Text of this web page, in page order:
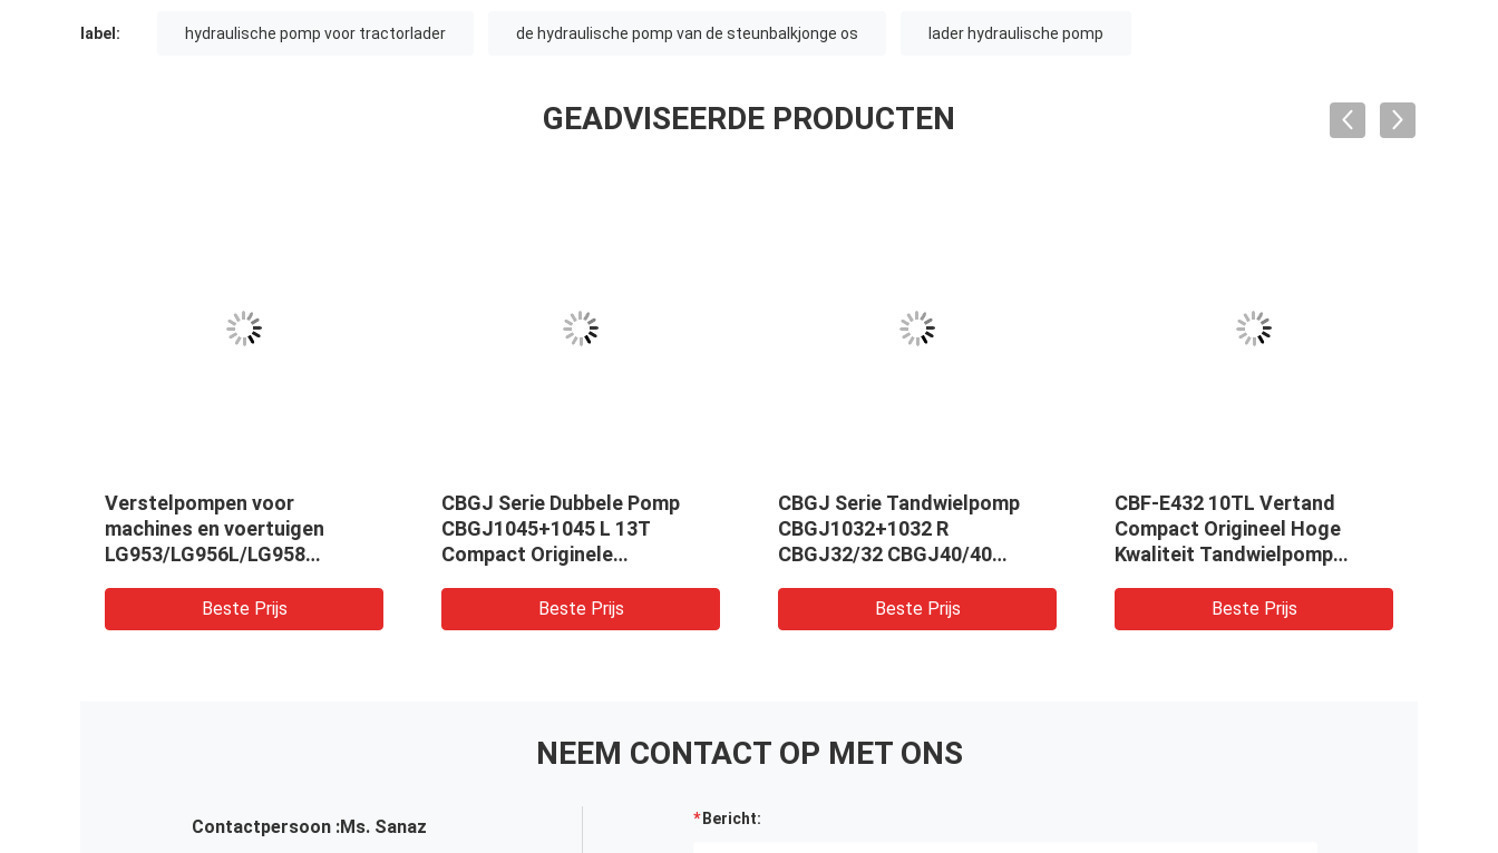
label: hydraulische pomp voor tractorlader de hydraulische pomp van de steunbalkjonge os lader hydraulische pomp
GEADVISEERDE PRODUCTEN
Verstelpompen voor
machines en voertuigen
LG953/LG956L/LG958
voor graafmachines
Beste Prijs
CBGJ Serie Dubbele Pomp
CBGJ1045+1045 L 13T
Compact Originele
Machines En Voertuigen
Beste Prijs
CBGJ Serie Tandwielpomp
CBGJ1032+1032 R
CBGJ32/32 CBGJ40/40
Compacte Originele
Hydraulische Tandwielpomp
Beste Prijs
CBF-E432 10TL Vertand
Compact Origineel Hoge
Kwaliteit Tandwielpomp
en VoertuigenBeste Prijs
NEEM CONTACT OP MET ONS
Contactpersoon :Ms. Sanaz Bericht: